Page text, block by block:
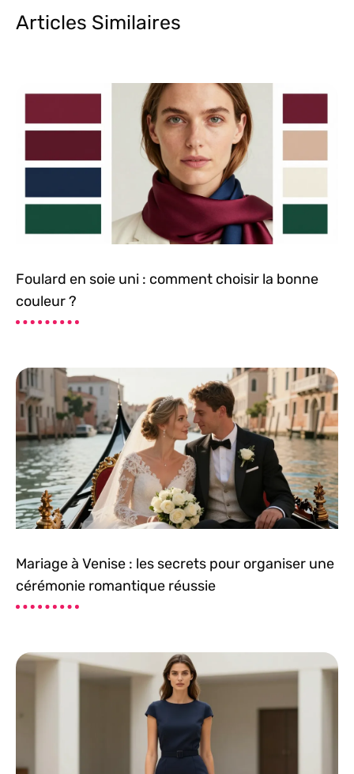
Articles Similaires
Foulard en soie uni : comment choisir la bonne
couleur ?
Mariage à Venise : les secrets pour organiser une
cérémonie romantique réussie